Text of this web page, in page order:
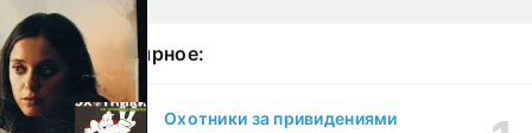
Популярное:
Охотники за привидениями